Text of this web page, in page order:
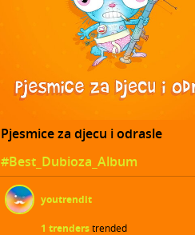
Pjesmice za djecu i odrasle
#Best_Dubioza_Album
youtrendit
1 trenderstrended